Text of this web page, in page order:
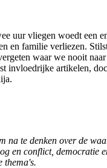
uur vliegen woedt een
en familie verliezen.
waar we nooit
invloedrijke artikelen,
na te denken over de
en conflict, democratie
thema's.